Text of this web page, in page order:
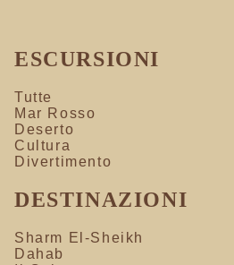
ESCURSIONI
Tutte
Mar Rosso
Deserto
Cultura
Divertimento
DESTINAZIONI
Sharm El-Sheikh
Dahab